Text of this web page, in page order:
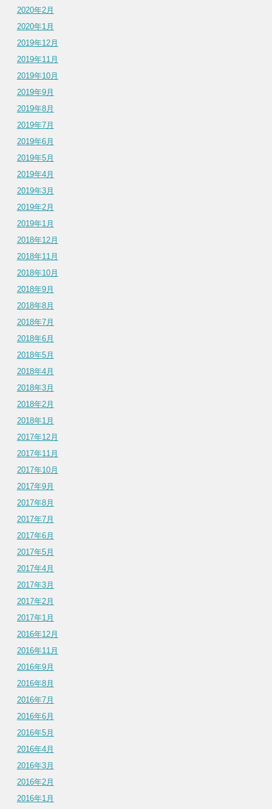
2020年2月
2020年1月
2019年12月
2019年11月
2019年10月
2019年9月
2019年8月
2019年7月
2019年6月
2019年5月
2019年4月
2019年3月
2019年2月
2019年1月
2018年12月
2018年11月
2018年10月
2018年9月
2018年8月
2018年7月
2018年6月
2018年5月
2018年4月
2018年3月
2018年2月
2018年1月
2017年12月
2017年11月
2017年10月
2017年9月
2017年8月
2017年7月
2017年6月
2017年5月
2017年4月
2017年3月
2017年2月
2017年1月
2016年12月
2016年11月
2016年9月
2016年8月
2016年7月
2016年6月
2016年5月
2016年4月
2016年3月
2016年2月
2016年1月